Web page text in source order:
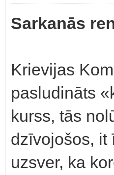
Sarkanās
Krievijas
pasludināts
kurss, tās
dzīvojošos, it
uzsver, ka